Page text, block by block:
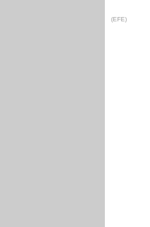
(EFE)